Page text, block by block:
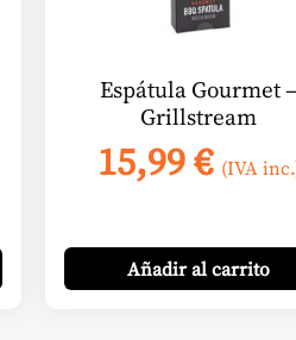
Espátula Gourmet –
Grillstream
15,99€ (IVA
Añadiral carrito